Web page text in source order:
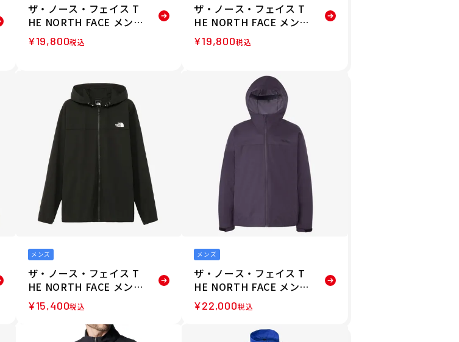
ザ・ノース・フェイス T
HE NORTH FACE メンズ
スワローテイルフーディ
ジャケット NP22601-M
¥19,800税込
ザ・ノース・フェイス T
HE NORTH FACE メンズ
スワローテイルフーディ
ジャケット NP22601-K
¥19,800税込
メンズ
ザ・ノース・フェイス T
HE NORTH FACE メンズ
サンシェイドフルジップ
フーディ ジャケット NP
22435-K 26SS
¥15,400税込
メンズ
ザ・ノース・フェイス T
HE NORTH FACE メンズ
ベンチャージャケット N
P62515-ED 26SS 春夏
¥22,000税込